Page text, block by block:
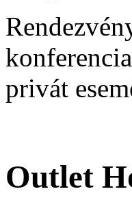
privát
Outlet